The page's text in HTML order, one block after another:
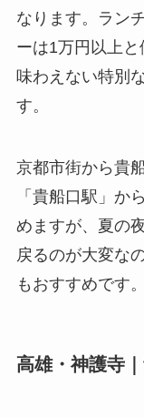
なります。ラン
ーは1万円以上
味わえない特別
す。
京都市街から貴
「貴船口駅」か
めますが、夏の
戻るのが大変な
もおすすめです。
高雄・神護寺